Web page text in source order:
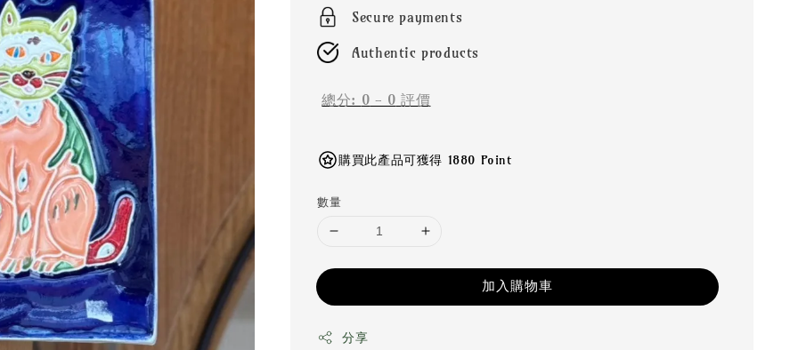
Secure payments
Authentic products
總分: 0 - 0 評價
購買此產品可獲得 1880 Point
數量
加入購物車
分享